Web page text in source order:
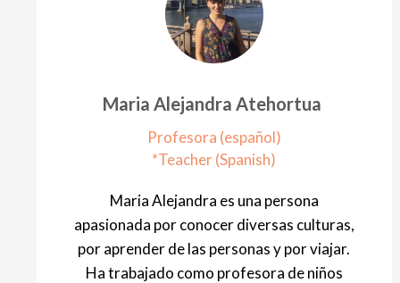
Maria Alejandra Atehortua
Profesora (español)
*Teacher (Spanish)
Maria Alejandra es una persona
apasionada por conocer diversas culturas,
por aprender de las personas y por viajar.
Ha trabajado como profesora de niños